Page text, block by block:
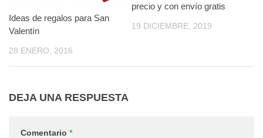
Ideas de regalos para San
Valentín
28 ENERO, 2016
precio y con envío gratis
19 DICIEMBRE, 2019
DEJA UNA RESPUESTA
Comentario *